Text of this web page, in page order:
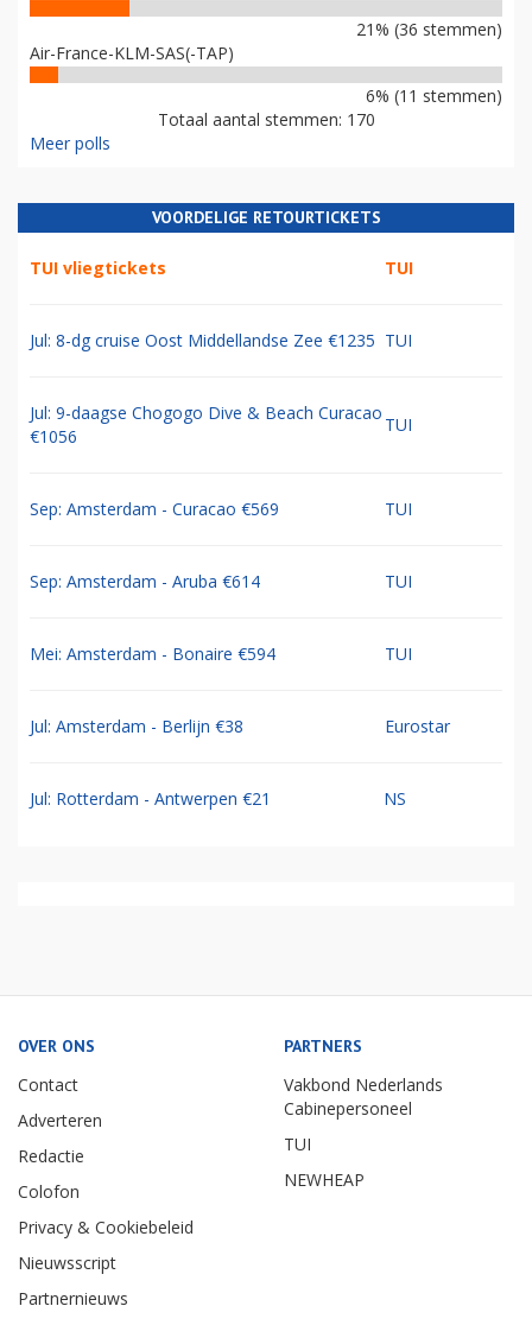
21% (36 stemmen)
Air-France-KLM-SAS(-TAP)
6% (11 stemmen)
Totaal aantal stemmen: 170
Meer polls
VOORDELIGE RETOURTICKETS
TUI vliegtickets TUI
Jul: 8-dg cruise Oost Middellandse Zee €1235 TUI
Jul: 9-daagse Chogogo Dive & Beach Curacao
€1056
TUI
Sep: Amsterdam - Curacao €569 TUI
Sep: Amsterdam - Aruba €614 TUI
Mei: Amsterdam - Bonaire €594 TUI
Jul: Amsterdam - Berlijn €38 Eurostar
Jul: Rotterdam - Antwerpen €21 NS
OVER ONS
Contact
Adverteren
Redactie
Colofon
Privacy & Cookiebeleid
Nieuwsscript
Partnernieuws
PARTNERS
Vakbond Nederlands
Cabinepersoneel
TUI
NEWHEAP